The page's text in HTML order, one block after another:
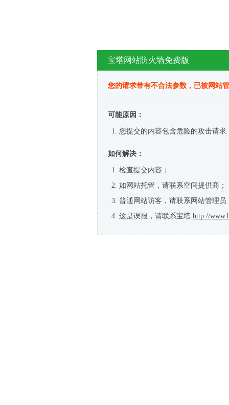
宝塔网站防火墙免费版
您的请求带有不合法参数，已被网站
可能原因：
您提交的内容包含危险的攻击请求
如何解决：
检查提交内容；
如网站托管，请联系空间提供商；
普通网站访客，请联系网站管理员
这是误报，请联系宝塔 http://